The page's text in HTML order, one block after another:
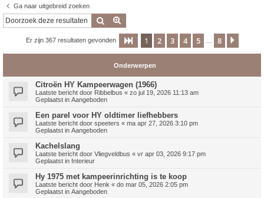
Ga naar uitgebreid zoeken
Zoek
Er zijn 367 resultaten gevonden Pagina van 8
1 2 3 4 5 8
Onderwerpen
Citroën HY Kampeerwagen (1966)
Laatste bericht door Ribbelbus « zo jul 19, 2026 11:13 am
Geplaatst in Aangeboden
Een parel voor HY oldtimer liefhebbers
Laatste bericht door speeters « ma apr 27, 2026 3:10 pm
Geplaatst in Aangeboden
Kachelslang
Laatste bericht door Vliegveldbus « vr apr 03, 2026 9:17 pm
Geplaatst in Interieur
Hy 1975 met kampeerinrichting is te koop
Laatste bericht door Henk « do mar 05, 2026 2:05 pm
Geplaatst in Aangeboden